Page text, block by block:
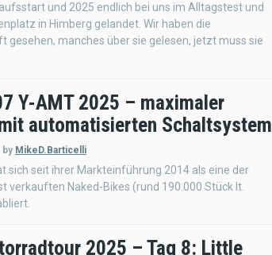
und 2025 endlich bei uns im Alltagstest und
in Himberg gelandet. Wir haben die
gesehen, manches über sie gelesen, jetzt muss sie
Y-AMT 2025 – maximaler
automatisierten Schaltsystem
by MikeD.Barticelli
sich seit ihrer Markteinführung 2014 als eine der
verkauften Naked-Bikes (rund 190.000 Stück lt.
2025 – Tag 8: Little